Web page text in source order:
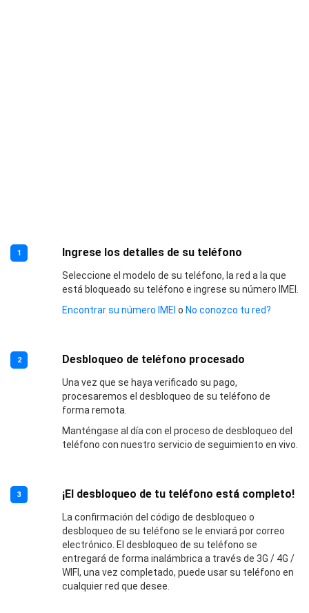
1 Ingrese los detalles de su teléfono
Seleccione el modelo de su teléfono, la red a la que
está bloqueado su teléfono e ingrese su número IMEI.
Encontrar su número IMEI o No conozco tu red?
2 Desbloqueo de teléfono procesado
Una vez que se haya verificado su pago,
procesaremos el desbloqueo de su teléfono de
forma remota.
Manténgase al día con el proceso de desbloqueo del
teléfono con nuestro servicio de seguimiento en vivo.
3 ¡El desbloqueo de tu teléfono está completo!
La confirmación del código de desbloqueo o
desbloqueo de su teléfono se le enviará por correo
electrónico. El desbloqueo de su teléfono se
entregará de forma inalámbrica a través de 3G / 4G /
WIFI, una vez completado, puede usar su teléfono en
cualquier red que desee.